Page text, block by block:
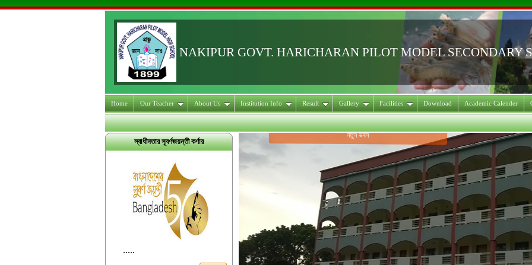
NAKIPUR GOVT. HARICHARAN PILOT MODEL SECONDARY
Home Our Teacher About Us Institution Info Result Gallery Facilities Download Academic Calender
স্বাধীনতার সূবর্ণজয়ন্তী কর্ণার
.....